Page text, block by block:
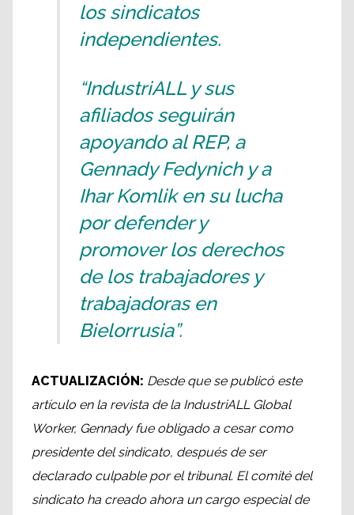
los sindicatos
independientes.
“IndustriALL y sus
afiliados seguirán
apoyando al REP, a
Gennady Fedynich y a
Ihar Komlik en su lucha
por defender y
promover los derechos
de los trabajadores y
trabajadoras en
Bielorrusia”.
ACTUALIZACIÓN: Desde que se publicó este
artículo en la revista de la IndustriALL Global
Worker, Gennady fue obligado a cesar como
presidente del sindicato, después de ser
declarado culpable por el tribunal. El comité del
sindicato ha creado ahora un cargo especial de